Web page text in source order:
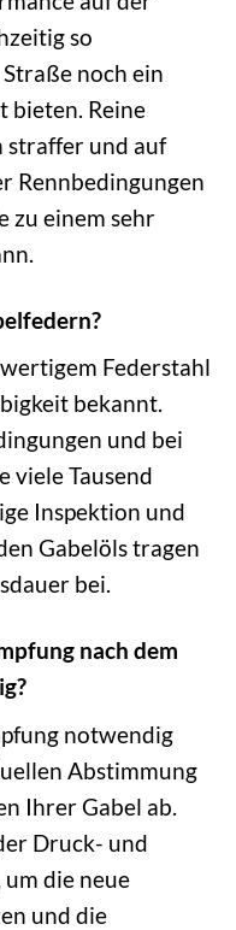
so
noch ein
bieten. Reine
straffer und auf
Rennbedingungen
zu einem sehr
Federstahl
bekannt.
und bei
viele Tausend
Inspektion und
Gabelöls tragen
bei.
nach dem
notwendig
Abstimmung
Ihrer Gabel ab.
Druck- und
die neue
und die